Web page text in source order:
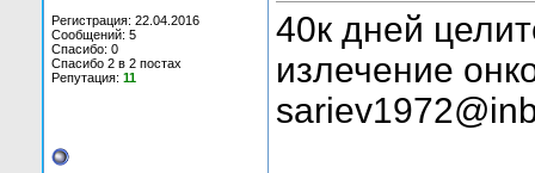
Регистрация: 22.04.2016
Сообщений: 5
Спасибо: 0
Спасибо 2 в 2 постах
Репутация: 11
40к дней
излечение